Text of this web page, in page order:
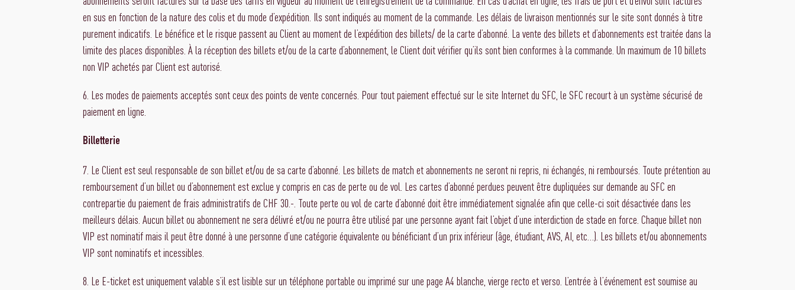
en sus en fonction de la nature des colis et du mode d’expédition. Ils sont indiqués au moment de la commande. Les délais de livraison mentionnés sur le site sont donnés à titre
purement indicatifs. Le bénéfice et le risque passent au Client au moment de l’expédition des billets/ de la carte d’abonné. La vente des billets et d’abonnements est traitée dans la
limite des places disponibles. À la réception des billets et/ou de la carte d’abonnement, le Client doit vérifier qu’ils sont bien conformes à la commande. Un maximum de 10 billets
non VIP achetés par Client est autorisé.
6. Les modes de paiements acceptés sont ceux des points de vente concernés. Pour tout paiement effectué sur le site Internet du SFC, le SFC recourt à un système sécurisé de
paiement en ligne.
Billetterie
7. Le Client est seul responsable de son billet et/ou de sa carte d’abonné. Les billets de match et abonnements ne seront ni repris, ni échangés, ni remboursés. Toute prétention au
remboursement d’un billet ou d’abonnement est exclue y compris en cas de perte ou de vol. Les cartes d’abonné perdues peuvent être dupliquées sur demande au SFC en
contrepartie du paiement de frais administratifs de CHF 30.-. Toute perte ou vol de carte d’abonné doit être immédiatement signalée afin que celle-ci soit désactivée dans les
meilleurs délais. Aucun billet ou abonnement ne sera délivré et/ou ne pourra être utilisé par une personne ayant fait l’objet d’une interdiction de stade en force. Chaque billet non
VIP est nominatif mais il peut être donné à une personne d’une catégorie équivalente ou bénéficiant d’un prix inférieur (âge, étudiant, AVS, AI, etc…). Les billets et/ou abonnements
VIP sont nominatifs et incessibles.
8. Le E-ticket est uniquement valable s’il est lisible sur un téléphone portable ou imprimé sur une page A4 blanche, vierge recto et verso. L’entrée à l’événement est soumise au